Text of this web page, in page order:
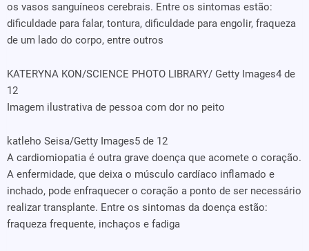
os vasos sanguíneos cerebrais. Entre os sintomas estão:
dificuldade para falar, tontura, dificuldade para engolir, fraqueza
de um lado do corpo, entre outros
KATERYNA KON/SCIENCE PHOTO LIBRARY/ Getty Images4 de
12
Imagem ilustrativa de pessoa com dor no peito
katleho Seisa/Getty Images5 de 12
A cardiomiopatia é outra grave doença que acomete o coração.
A enfermidade, que deixa o músculo cardíaco inflamado e
inchado, pode enfraquecer o coração a ponto de ser necessário
realizar transplante. Entre os sintomas da doença estão:
fraqueza frequente, inchaços e fadiga